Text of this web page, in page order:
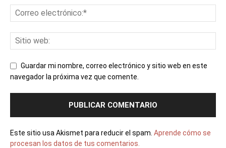
Guardar mi nombre, correo electrónico y sitio web en este
navegador la próxima vez que comente.
Este sitio usa Akismet para reducir el spam. Aprende cómo se
procesan los datos de tus comentarios.